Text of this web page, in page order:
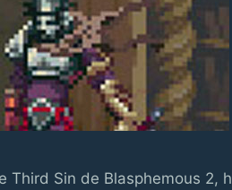
Third Sin de Blasphemous 2,